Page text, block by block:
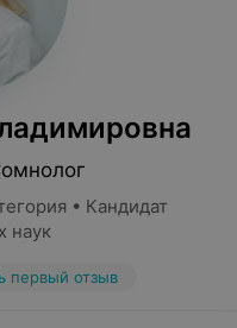
• Кандидат
наук
первый отзыв